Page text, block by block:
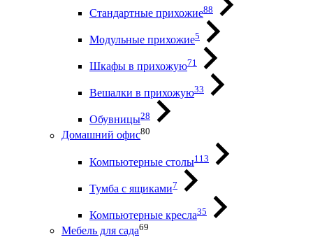
Стандартные прихожие88
Модульные прихожие5
Шкафы в прихожую71
Вешалки в прихожую33
Обувницы28
Домашний офис80
Компьютерные столы113
Тумба с ящиками7
Компьютерные кресла35
Мебель для сада69